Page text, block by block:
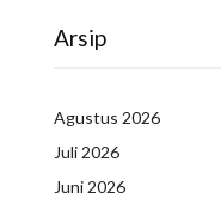
Arsip
Agustus 2026
Juli 2026
Juni 2026